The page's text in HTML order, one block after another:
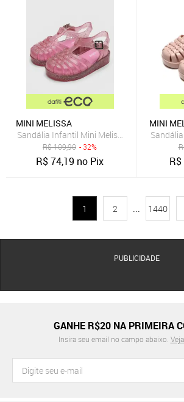
MINI MELISSA
Sandália Infantil Mini Melissa Possession
R$109,90 - 32%
R$74,19 no Pix
MINI
R$
1 2 ... 1440
PUBLICIDADE
GANHE R$20 NA PRIMEIRA
Insira seu email no campo abaixo.